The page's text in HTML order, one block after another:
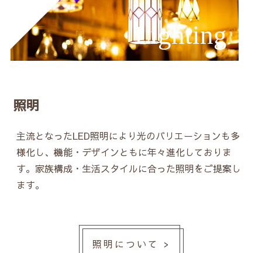
Lighting
照明
主流となったLED照明により光のバリエーションも多
様化し、機能・デザインともに年々進化しておりま
す。家族構成・生活スタイルに合った照明をご提案し
ます。
照明について >